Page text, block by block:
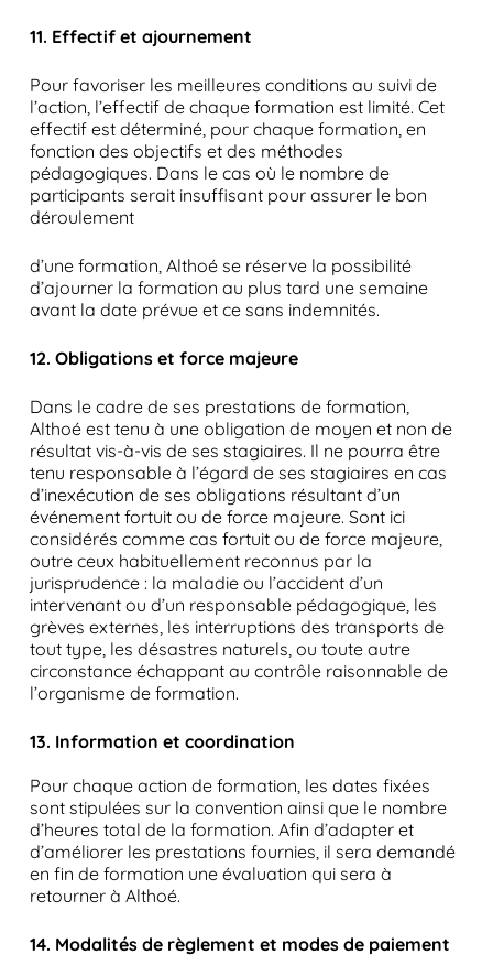
11. Effectif et ajournement
Pour favoriser les meilleures conditions au suivi de
l’action, l’effectif de chaque formation est limité. Cet
effectif est déterminé, pour chaque formation, en
fonction des objectifs et des méthodes
pédagogiques. Dans le cas où le nombre de
participants serait insuffisant pour assurer le bon
déroulement
d’une formation, Althoé se réserve la possibilité
d’ajourner la formation au plus tard une semaine
avant la date prévue et ce sans indemnités.
12. Obligations et force majeure
Dans le cadre de ses prestations de formation,
Althoé est tenu à une obligation de moyen et non de
résultat vis-à-vis de ses stagiaires. Il ne pourra être
tenu responsable à l’égard de ses stagiaires en cas
d’inexécution de ses obligations résultant d’un
événement fortuit ou de force majeure. Sont ici
considérés comme cas fortuit ou de force majeure,
outre ceux habituellement reconnus par la
jurisprudence : la maladie ou l’accident d’un
intervenant ou d’un responsable pédagogique, les
grèves externes, les interruptions des transports de
tout type, les désastres naturels, ou toute autre
circonstance échappant au contrôle raisonnable de
l’organisme de formation.
13. Information et coordination
Pour chaque action de formation, les dates fixées
sont stipulées sur la convention ainsi que le nombre
d’heures total de la formation. Afin d’adapter et
d’améliorer les prestations fournies, il sera demandé
en fin de formation une évaluation qui sera à
retourner à Althoé.
14. Modalités de règlement et modes de paiement